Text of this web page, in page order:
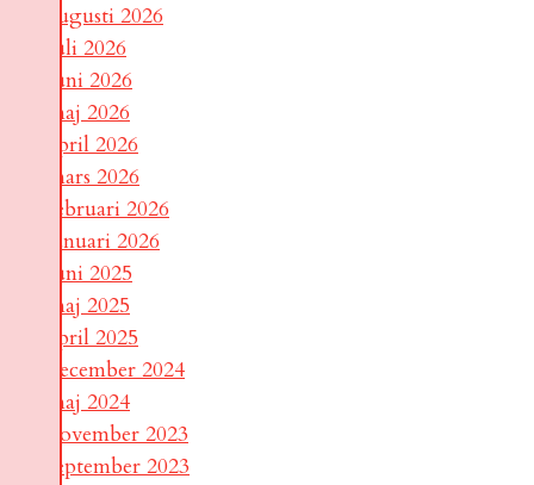
augusti 2026
juli 2026
juni 2026
maj 2026
april 2026
mars 2026
februari 2026
januari 2026
juni 2025
maj 2025
april 2025
december 2024
maj 2024
november 2023
september 2023